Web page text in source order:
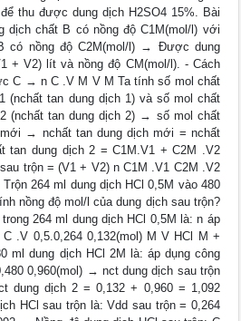
thu được dung dịch H2SO4 15%. Bài
dịch chất B có nồng độ C1M(mol/l) với
có nồng độ C2M(mol/l) → Được dung
+ V2) lít và nồng độ CM(mol/l). - Cách
C → n C .V M V M Ta tính số mol chất
(nchất tan dung dịch 1) và số mol chất
(nchất tan dung dịch 2) → số mol chất
→ nchất tan dung dịch mới = nchất
tan dung dịch 2 = C1M.V1 + C2M .V2
trộn = (V1 + V2) n C1M .V1 C2M .V2
264 ml dung dịch HCl 0,5M vào 480
nồng độ mol/l của dung dịch sau trộn?
264 ml dung dịch HCl 0,5M là: n áp
.V 0,5.0,264 0,132(mol) M V HCl M +
ml dung dịch HCl 2M là: áp dụng công
0,960(mol) → nct dung dịch sau trộn
dung dịch 2 = 0,132 + 0,960 = 1,092
HCl sau trộn là: Vdd sau trộn = 0,264